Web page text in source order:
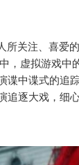
所关注、喜爱
，虚拟游戏中
中谍式的追
追逐大戏，细